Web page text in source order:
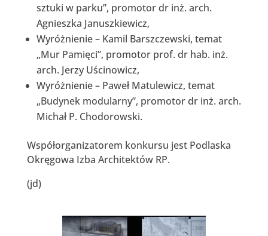
sztuki w parku”, promotor dr inż. arch.
Agnieszka Januszkiewicz,
Wyróżnienie – Kamil Barszczewski, temat
„Mur Pamięci”, promotor prof. dr hab. inż.
arch. Jerzy Uścinowicz,
Wyróżnienie – Paweł Matulewicz, temat
„Budynek modularny”, promotor dr inż. arch.
Michał P. Chodorowski.
Współorganizatorem konkursu jest Podlaska
Okręgowa Izba Architektów RP.
(jd)